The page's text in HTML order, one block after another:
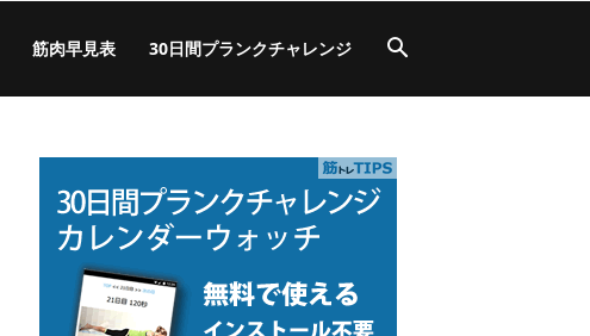
筋肉早見表 30日間プランクチャレンジ